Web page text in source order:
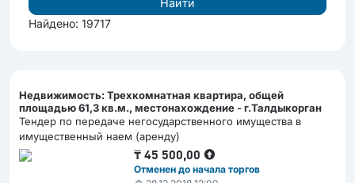
Найдено: 19717
Недвижимость: Трехкомнатная квартира, общей
площадью 61,3 кв.м., местонахождение - г.Талдыкорган
Тендер по передаче негосударственного имущества в
имущественный наем (аренду)
₸45 500,00
Отменен до начала торгов